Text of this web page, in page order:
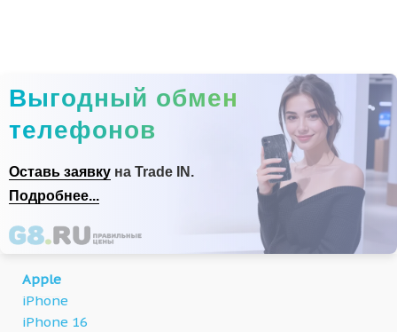
Выгодный обмен
телефонов
Оставь заявку на Trade IN.
Подробнее...
Apple
iPhone
iPhone 16